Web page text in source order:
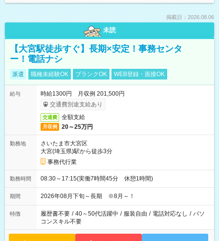
掲載日：2026.08.06
未読
【大宮駅徒歩すぐ】長期×安定！事務センタ
ー！電話ナシ
派遣 職種未経験OK ブランクOK WEB登録・面接OK
給与
時給1300円 月収例 201,500円
交通費別途支給あり
交通費 全額支給
月収例 20～25万円
勤務地
さいたま市大宮区
大宮(埼玉県)駅から徒歩3分
事務代行業
勤務時間 08:30～17:15(実働7時間45分 休憩1時間)
期間 2026年08月下旬～長期 ※8月～！
特徴 履歴書不要 / 40～50代活躍中 / 服装自由 / 電話対応なし / パソ
コンスキル不要